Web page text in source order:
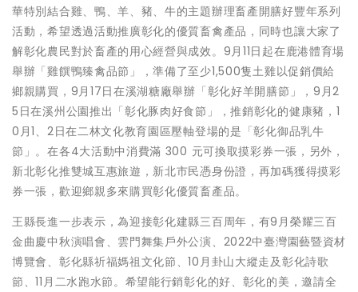
華特別結合雞、鴨、羊、豬、牛的主題辦理畜產開膳好豐年系列
活動，希望透過活動推廣彰化的優質畜禽產品，同時也讓大家了
解彰化農民對於畜產的用心經營與成效。9月11日起在鹿港體育場
舉辦「雞饌鴨臻禽品節」，準備了至少1,500隻土雞以促銷價給
鄉親購買，9月17日在溪湖糖廠舉辦「彰化好羊開膳節」，9月2
5日在溪州公園推出「彰化豚肉好食節」，推銷彰化的健康豬，1
0月1、2日在二林文化教育園區壓軸登場的是「彰化御品乳牛
節」。在各4大活動中消費滿 300 元可換取摸彩券一張，另外，
新北彰化推雙城互惠旅遊，新北市民憑身份證，再加碼獲得摸彩
券一張，歡迎鄉親多來購買彰化優質畜產品。
王縣長進一步表示，為迎接彰化建縣三百周年，有9月榮耀三百
金曲慶中秋演唱會、雲門舞集戶外公演、2022中臺灣園藝暨資材
博覽會、彰化縣祈福媽祖文化節、10月卦山大縱走及彰化詩歌
節、11月二水跑水節。希望能行銷彰化的好、彰化的美，邀請全